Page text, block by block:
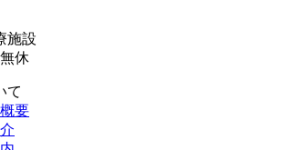
施設
無休
て
要